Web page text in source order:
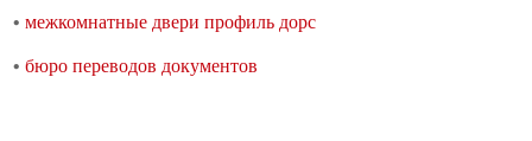
•межкомнатные двери профиль дорс
•бюро переводов документов